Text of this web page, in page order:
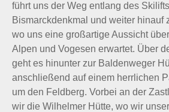
führt uns der Weg entlang des
Bismarckdenkmal und weiter hinauf
wo uns eine großartige Aussicht
Alpen und Vogesen erwartet. Über
geht es hinunter zur Baldenweger
anschließend auf einem herrlichen
um den Feldberg. Vorbei an der
wir die Wilhelmer Hütte, wo wir